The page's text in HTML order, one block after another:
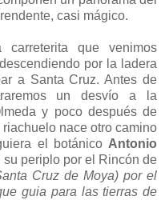
casi mágico.
que venimos
por la ladera
a Santa Cruz. Antes de
un desvío a la
y poco después de
nace otro camino
el botánico Antonio
su periplo por el Rincón de
Cruz de Moya) por el
guia para las tierras de